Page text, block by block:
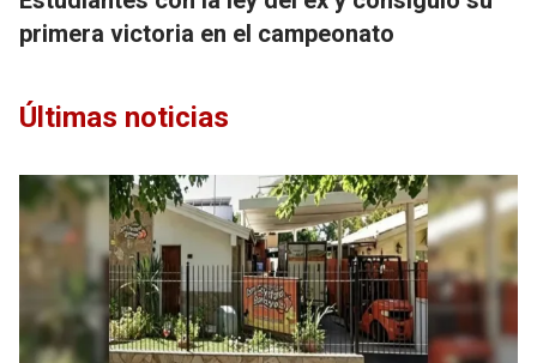
primera victoria en el campeonato
Últimas noticias